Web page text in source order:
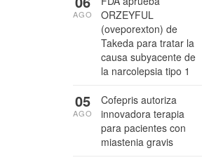
ORZEYFUL
(oveporexton) de
Takeda para tratar la
causa subyacente de
la narcolepsia tipo 1
AGO
Cofepris autoriza
innovadora terapia
para pacientes con
miastenia gravis
05
AGO